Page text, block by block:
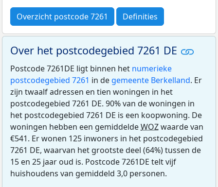
Overzicht postcode 7261 Definities
Over het postcodegebied 7261 DE
Postcode 7261DE ligt binnen het numerieke
postcodegebied 7261 in de gemeente Berkelland. Er
zijn twaalf adressen en tien woningen in het
postcodegebied 7261 DE. 90% van de woningen in
het postcodegebied 7261 DE is een koopwoning. De
woningen hebben een gemiddeldeWOZwaarde van
€541. Er wonen 125 inwoners in het postcodegebied
7261 DE, waarvan het grootste deel (64%) tussen de
15 en 25 jaar oud is. Postcode 7261DE telt vijf
huishoudens van gemiddeld 3,0 personen.